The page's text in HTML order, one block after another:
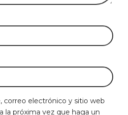
correo electrónico y sitio web
la próxima vez que haga un